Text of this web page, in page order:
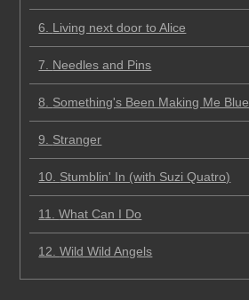
6. Living next door to Alice
7. Needles and Pins
8. Something's Been Making Me Blue
9. Stranger
10. Stumblin' In (with Suzi Quatro)
11.What Can I Do
12.Wild Wild Angels